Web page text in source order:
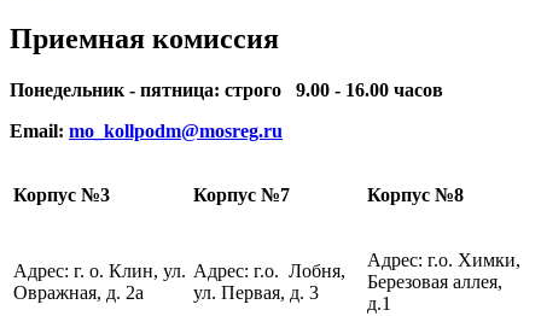
Приемная комиссия
Понедельник - пятница: строго 9.00 - 16.00 часов
Email: mo_kollpodm@mosreg.ru
Корпус №3 Корпус №7 Корпус №8
Адрес: г. о. Клин, ул.
Овражная, д. 2а
Адрес: г.о. Лобня,
ул. Первая, д. 3
Адрес: г.о. Химки,
Березовая аллея,
д.1